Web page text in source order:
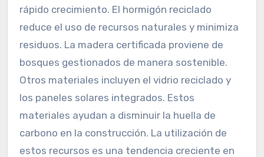
rápido crecimiento. El hormigón reciclado
reduce el uso de recursos naturales y minimiza
residuos. La madera certificada proviene de
bosques gestionados de manera sostenible.
Otros materiales incluyen el vidrio reciclado y
los paneles solares integrados. Estos
materiales ayudan a disminuir la huella de
carbono en la construcción. La utilización de
estos recursos es una tendencia creciente en